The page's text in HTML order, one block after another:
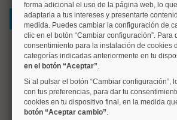
Datos del inmueble
VIVIENDA2 lanza en alquiler en
propiedad histórica en una de las
recoletas de Madrid, " Plaza del Alamillo,
ubicada en un edificio en pleno corazón
al barrio de los Austrias. Un oasis de paz
propiedad recién estrenada es mucho
forma adicional el uso de la página web, lo
adaptarla a tus intereses y presentarte
medida. Puedes cambiar la configuración de
clic en el botón “Cambiar configuración”. Para
consentimiento para la instalación de cookies
categorías indicadas anteriormente en tu
en el botón “Aceptar”.
Si al pulsar el botón “Cambiar configuración”,
con tus preferencias, para dar tu
cookies en tu dispositivo final, en la medida
botón “Aceptar cambio”.